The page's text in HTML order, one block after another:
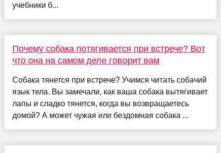
учебники б...
Почему собака потягивается при встрече? Вот
что она на самом деле говорит вам
Собака тянется при встрече? Учимся читать собачий
язык тела. Вы замечали, как ваша собака вытягивает
лапы и сладко тянется, когда вы возвращаетесь
домой? А может чужая или бездомная собака ...